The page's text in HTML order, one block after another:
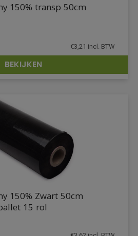
DETAILS
150% transp 50cm
€3,21 incl. BTW
BEKIJKEN
150% Zwart 50cm
15 rol